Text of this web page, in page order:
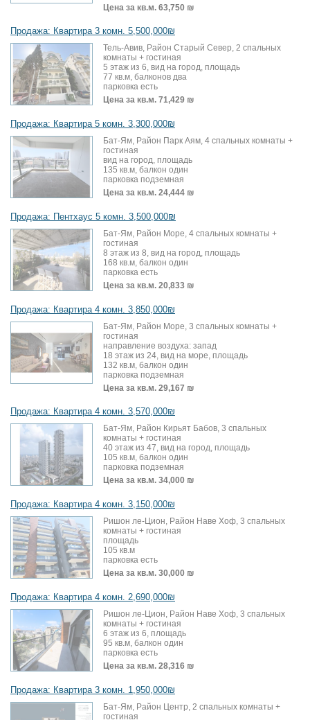
Цена за кв.м. 63,750 ₪
Продажа: Квартира 3 комн. 5,500,000₪
Тель-Авив, Район Старый Север, 2 спальных
комнаты + гостиная
5 этаж из 6, вид на город, площадь
77 кв.м, балконов два
парковка есть
Цена за кв.м. 71,429 ₪
Продажа: Квартира 5 комн. 3,300,000₪
Бат-Ям, Район Парк Аям, 4 спальных комнаты +
гостиная
вид на город, площадь
135 кв.м, балкон один
парковка подземная
Цена за кв.м. 24,444 ₪
Продажа: Пентхаус 5 комн. 3,500,000₪
Бат-Ям, Район Море, 4 спальных комнаты +
гостиная
8 этаж из 8, вид на город, площадь
168 кв.м, балкон один
парковка есть
Цена за кв.м. 20,833 ₪
Продажа: Квартира 4 комн. 3,850,000₪
Бат-Ям, Район Море, 3 спальных комнаты +
гостиная
направление воздуха: запад
18 этаж из 24, вид на море, площадь
132 кв.м, балкон один
парковка подземная
Цена за кв.м. 29,167 ₪
Продажа: Квартира 4 комн. 3,570,000₪
Бат-Ям, Район Кирьят Бабов, 3 спальных
комнаты + гостиная
40 этаж из 47, вид на город, площадь
105 кв.м, балкон один
парковка подземная
Цена за кв.м. 34,000 ₪
Продажа: Квартира 4 комн. 3,150,000₪
Ришон ле-Цион, Район Наве Хоф, 3 спальных
комнаты + гостиная
площадь
105 кв.м
парковка есть
Цена за кв.м. 30,000 ₪
Продажа: Квартира 4 комн. 2,690,000₪
Ришон ле-Цион, Район Наве Хоф, 3 спальных
комнаты + гостиная
6 этаж из 6, площадь
95 кв.м, балкон один
парковка есть
Цена за кв.м. 28,316 ₪
Продажа: Квартира 3 комн. 1,950,000₪
Бат-Ям, Район Центр, 2 спальных комнаты +
гостиная